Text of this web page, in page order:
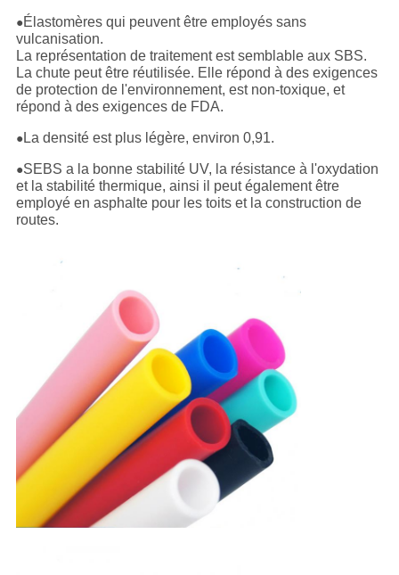
●Élastomères qui peuvent être employés sans
vulcanisation.
La représentation de traitement est semblable aux SBS.
La chute peut être réutilisée. Elle répond à des exigences
de protection de l'environnement, est non-toxique, et
répond à des exigences de FDA.
●La densité est plus légère, environ 0,91.
●SEBS a la bonne stabilité UV, la résistance à l'oxydation
et la stabilité thermique, ainsi il peut également être
employé en asphalte pour les toits et la construction de
routes.